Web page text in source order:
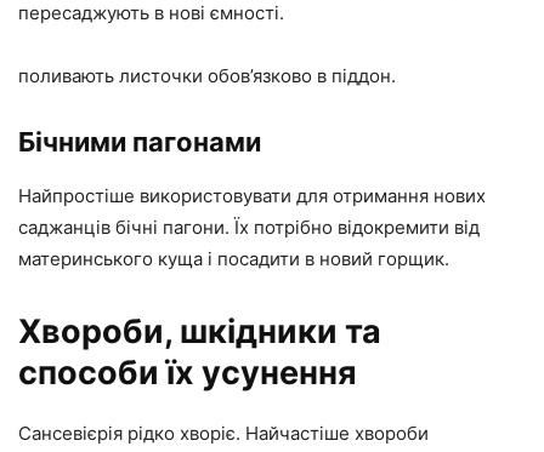
пересаджують в нові ємності.
поливають листочки обов’язково в піддон.
Бічними пагонами
Найпростіше використовувати для отримання нових
саджанців бічні пагони. Їх потрібно відокремити від
материнського куща і посадити в новий горщик.
Хвороби, шкідники та
способи їх усунення
Сансевієрія рідко хворіє. Найчастіше хвороби